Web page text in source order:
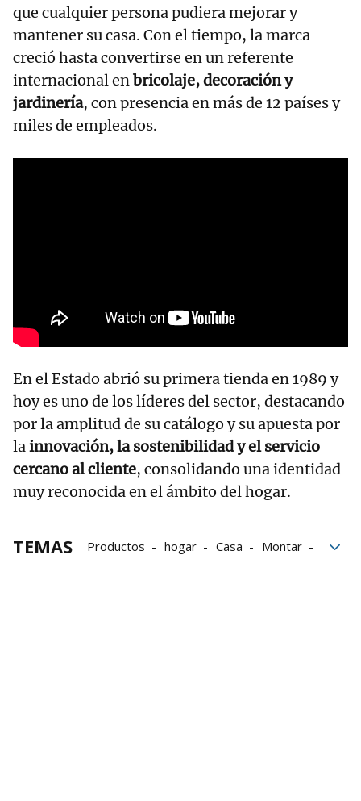
que cualquier persona pudiera mejorar y
mantener su casa. Con el tiempo, la marca
creció hasta convertirse en un referente
internacional en bricolaje, decoración y
jardinería, con presencia en más de 12 países y
miles de empleados.
En el Estado abrió su primera tienda en 1989 y
hoy es uno de los líderes del sector, destacando
por la amplitud de su catálogo y su apuesta por
la innovación, la sostenibilidad y el servicio
cercano al cliente, consolidando una identidad
muy reconocida en el ámbito del hogar.
TEMAS Productos hogar Casa
Montar